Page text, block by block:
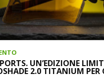
UN’EDIZIONE
2.0 TITANIUM PER